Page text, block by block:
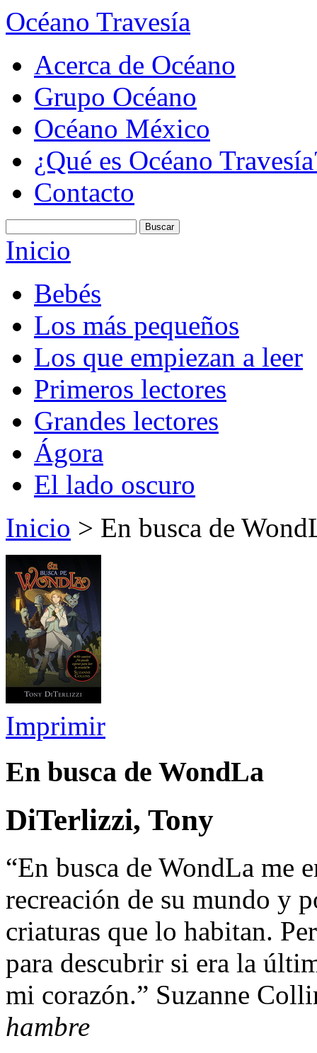
Océano Travesía
Acerca de Océano
Grupo Océano
Océano México
¿Qué es Océano
Contacto
Inicio
Bebés
Los más pequeños
Los que empiezan a leer
Primeros lectores
Grandes lectores
Ágora
El lado oscuro
Inicio > En busca de
Imprimir
En busca de WondLa
DiTerlizzi, Tony
“En busca de WondLa me
recreación de su mundo y
criaturas que lo habitan.
para descubrir si era la
mi corazón.” Suzanne
hambre